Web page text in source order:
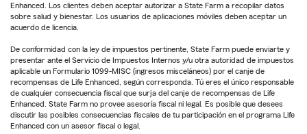
Enhanced. Los clientes deben aceptar autorizar a State Farm a recopilar datos
sobre salud y bienestar. Los usuarios de aplicaciones móviles deben aceptar un
acuerdo de licencia.
De conformidad con la ley de impuestos pertinente, State Farm puede enviarte y
presentar ante el Servicio de Impuestos Internos y/u otra autoridad de impuestos
aplicable un Formulario 1099-MISC (ingresos misceláneos) por el canje de
recompensas de Life Enhanced, según corresponda. Tú eres el único responsable
de cualquier consecuencia fiscal que surja del canje de recompensas de Life
Enhanced. State Farm no provee asesoría fiscal ni legal. Es posible que desees
discutir las posibles consecuencias fiscales de tu participación en el programa Life
Enhanced con un asesor fiscal o legal.